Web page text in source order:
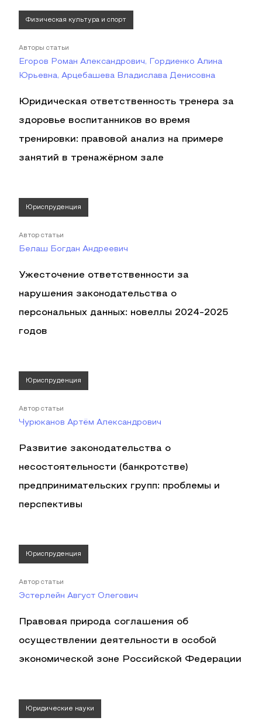
Физическая культура и спорт
Авторы статьи
Егоров Роман Александрович, Гордиенко Алина
Юрьевна, Арцебашева Владислава Денисовна
Юридическая ответственность тренера за
здоровье воспитанников во время
тренировки: правовой анализ на примере
занятий в тренажёрном зале
Юриспруденция
Автор статьи
Белаш Богдан Андреевич
Ужесточение ответственности за
нарушения законодательства о
персональных данных: новеллы 2024-2025
годов
Юриспруденция
Автор статьи
Чурюканов Артём Александрович
Развитие законодательства о
несостоятельности (банкротстве)
предпринимательских групп: проблемы и
перспективы
Юриспруденция
Автор статьи
Эстерлейн Август Олегович
Правовая природа соглашения об
осуществлении деятельности в особой
экономической зоне Российской Федерации
Юридические науки